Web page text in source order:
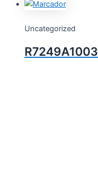
Uncategorized
R7249A1003